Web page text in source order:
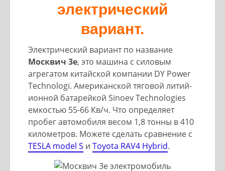
электрический
вариант.
Электрический вариант по название
Москвич 3е, это машина с силовым
агрегатом китайской компании DY Power
Technologi. Американской тяговой литий-
ионной батарейкой Sinoev Technologies
емкостью 55-66 Кв/ч. Что определяет
пробег автомобиля весом 1,8 тонны в 410
километров. Можете сделать сравнение с
TESLA model S и Toyota RAV4 Hybrid.